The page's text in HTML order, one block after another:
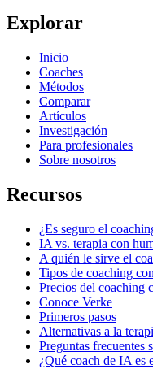
Explorar
Inicio
Coaches
Métodos
Comparar
Artículos
Investigación
Para profesionales
Sobre nosotros
Recursos
¿Es seguro el
IA vs. terapia con
A quién le sirve el
Tipos de coaching
Precios del coaching
Conoce Verke
Primeros pasos
Alternativas a la
Preguntas frecuentes
¿Qué coach de IA es